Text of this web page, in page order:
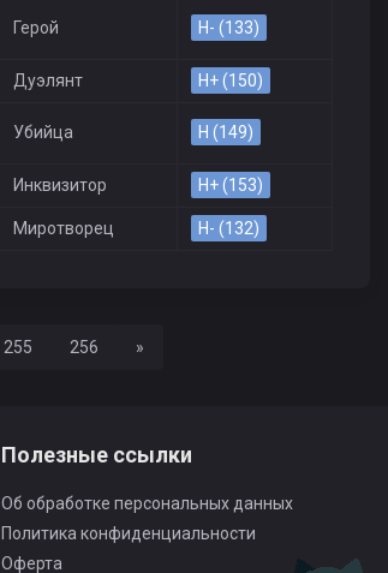
Герой H- (133)
Дуэлянт H+ (150)
Убийца H (149)
Инквизитор H+ (153)
Миротворец H- (132)
255 256 »
Полезные ссылки
Об обработке персональных данных
Политика конфиденциальности
Оферта